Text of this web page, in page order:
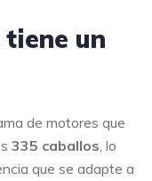
un
de motores que
335 caballos , lo
que se adapte a